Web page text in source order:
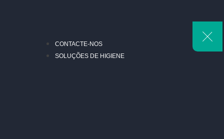
CONTACTE-NOS
SOLUÇÕES DE HIGIENE